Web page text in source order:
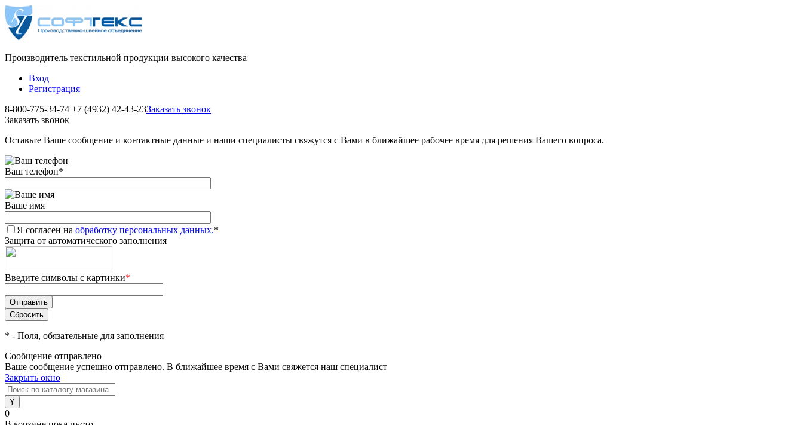
Производитель текстильной продукции высокого качества
Вход
Регистрация
8-800-775-34-74 +7 (4932) 42-43-23Заказать звонок
Заказать звонок
Оставьте Ваше сообщение и контактные данные и наши специалисты свяжутся с Вами в ближайшее рабочее время для решения Вашего вопроса.
Ваш телефон*
Ваше имя
Я согласен на обработку персональных данных.*
Защита от автоматического заполнения
Введите символы с картинки*
* - Поля, обязательные для заполнения
Сообщение отправлено
Ваше сообщение успешно отправлено. В ближайшее время с Вами свяжется наш специалист
Закрыть окно
0